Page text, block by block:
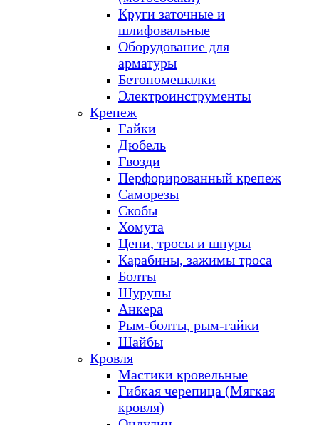
Круги заточные и
шлифовальные
Оборудование для
арматуры
Бетономешалки
Электроинструменты
Крепеж
Гайки
Дюбель
Гвозди
Перфорированный крепеж
Саморезы
Скобы
Хомута
Цепи, тросы и шнуры
Карабины, зажимы троса
Болты
Шурупы
Анкера
Рым-болты, рым-гайки
Шайбы
Кровля
Мастики кровельные
Гибкая черепица (Мягкая
кровля)